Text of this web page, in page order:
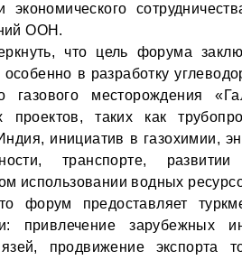
экономического
ООН.
что цель форума
особенно в разработку
газового месторождения
проектов, таких как
инициатив в газохимии,
транспорте,
использовании водных
форум предоставляет
привлечение зарубежных
продвижение экспорта